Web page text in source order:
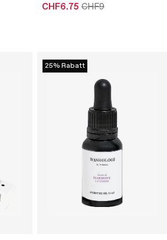
CHF6.75 CHF9
25% Rabatt